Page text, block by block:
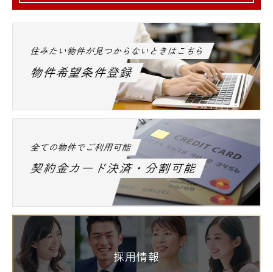
住みたい物件が見つからないときはこちら
物件希望条件登録
全ての物件でご利用可能
契約金カード決済・分割可能
採用情報